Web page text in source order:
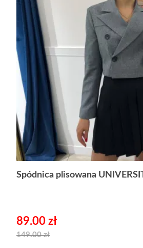
Spódnica plisowana
149.00zł
89.00 zł